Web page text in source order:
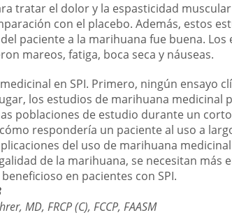
tratar el dolor y la espasticidad
con el placebo. Además, estos
paciente a la marihuana fue buena.
mareos, fatiga, boca seca y náuseas.
en SPI. Primero, ningún ensayo
los estudios de marihuana medicinal
poblaciones de estudio durante un
respondería un paciente al uso a
del uso de marihuana
de la marihuana, se necesitan más
en pacientes con SPI.
MD, FRCP (C), FCCP, FAASM